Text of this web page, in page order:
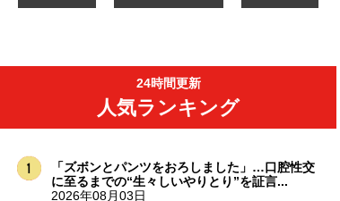
24時間更新
人気ランキング
「ズボンとパンツをおろしました」…口腔性交
に至るまでの“生々しいやりとり”を証言...
2026年08月03日